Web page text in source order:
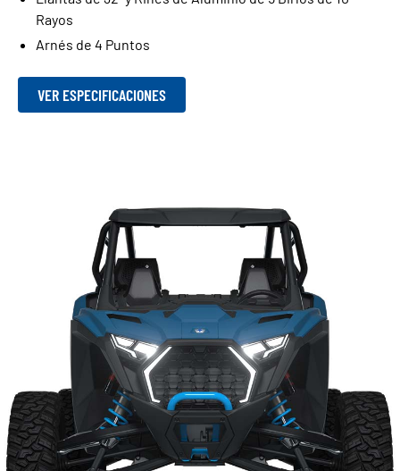
Rayos
Arnés de 4 Puntos
VER ESPECIFICACIONES